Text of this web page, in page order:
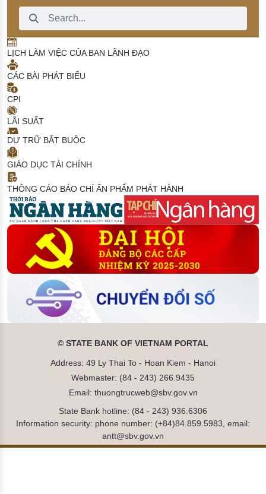
Search Bar
LỊCH LÀM VIỆC CỦA BAN LÃNH ĐẠO
CÁC BÀI PHÁT BIỂU
CPI
LÃI SUẤT
DỰ TRỮ BẮT BUỘC
GIÁO DỤC TÀI CHÍNH
THÔNG CÁO BÁO CHÍ ẤN PHẨM PHÁT HÀNH
© STATE BANK OF VIETNAM PORTAL
Address: 49 Ly Thai To - Hoan Kiem - Hanoi
Webmaster: (84 - 243) 266.9435
Email: thuongtrucweb@sbv.gov.vn
State Bank hotline: (84 - 243) 936.6306
Information security: phone number: (+84)84.859.5983, email:
antt@sbv.gov.vn